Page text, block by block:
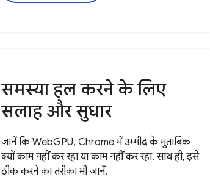
समस्या हल करने के लिए
सलाह और सुधार
जानें कि WebGPU, Chrome में उम्मीद के मुताबिक
क्यों काम नहीं कर रहा या काम नहीं कर रहा. साथ ही, इसे
ठीक करने का तरीका भी जानें.